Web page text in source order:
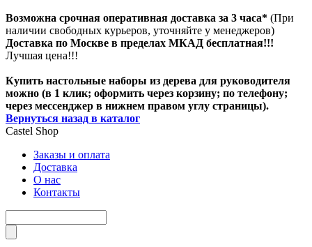
Возможна срочная оперативная доставка за 3 часа* (При
наличии свободных курьеров, уточняйте у менеджеров)
Доставка по Москве в пределах МКАД бесплатная!!!
Лучшая цена!!!
Купить настольные наборы из дерева для руководителя
можно (в 1 клик; оформить через корзину; по телефону;
через мессенджер в нижнем правом углу страницы).
Вернуться назад в каталог
Castel Shop
Заказы и оплата
Доставка
О нас
Контакты